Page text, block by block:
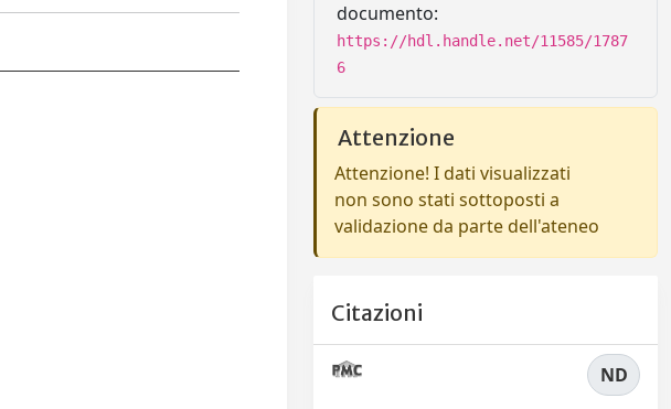
documento:
https://hdl.handle.net/11585/1787
6
Attenzione
Attenzione! I dati visualizzati
non sono stati sottoposti a
validazione da parte dell'ateneo
Citazioni
ND